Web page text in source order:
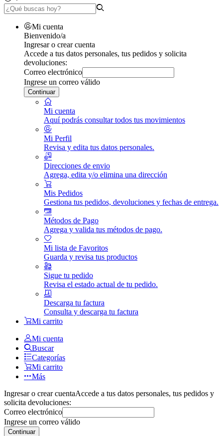
Mi cuenta
Bienvenido/a
Ingresar o crear cuenta
Accede a tus datos personales, tus pedidos y solicita
devoluciones:
Correo electrónico
Ingrese un correo válido
Continuar
Mi cuenta
Aquí podrás consultar todos tus movimientos
Mi Perfil
Revisa y edita tus datos personales.
Direcciones de envio
Agrega, edita y/o elimina una dirección
Mis Pedidos
Gestiona tus pedidos, devoluciones y fechas de entrega.
Métodos de Pago
Agrega y valida tus métodos de pago.
Mi lista de Favoritos
Guarda y revisa tus productos
Sigue tu pedido
Revisa el estado actual de tu pedido.
Descarga tu factura
Consulta y descarga tu factura
Mi carrito
Mi cuenta
Buscar
Categorías
Mi carrito
Más
Ingresar o crear cuentaAccede a tus datos personales, tus pedidos y
solicita devoluciones:
Correo electrónico
Ingrese un correo válido
Continuar